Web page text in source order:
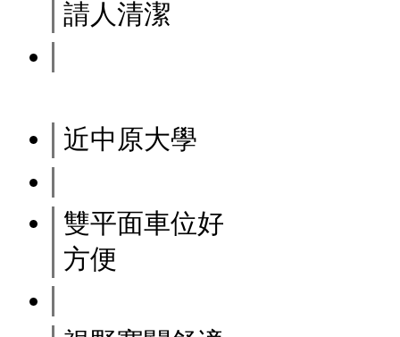
請人清潔
近中原大學
雙平面車位好
方便